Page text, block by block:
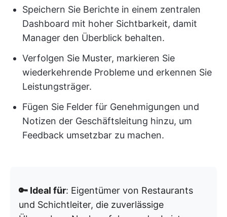
Speichern Sie Berichte in einem zentralen
Dashboard mit hoher Sichtbarkeit, damit
Manager den Überblick behalten.
Verfolgen Sie Muster, markieren Sie
wiederkehrende Probleme und erkennen Sie
Leistungsträger.
Fügen Sie Felder für Genehmigungen und
Notizen der Geschäftsleitung hinzu, um
Feedback umsetzbar zu machen.
🔑 Ideal für: Eigentümer von Restaurants
und Schichtleiter, die zuverlässige